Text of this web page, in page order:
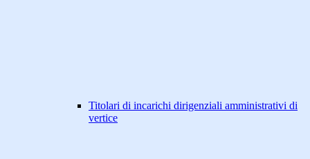
Titolari di incarichi dirigenziali amministrativi di
vertice